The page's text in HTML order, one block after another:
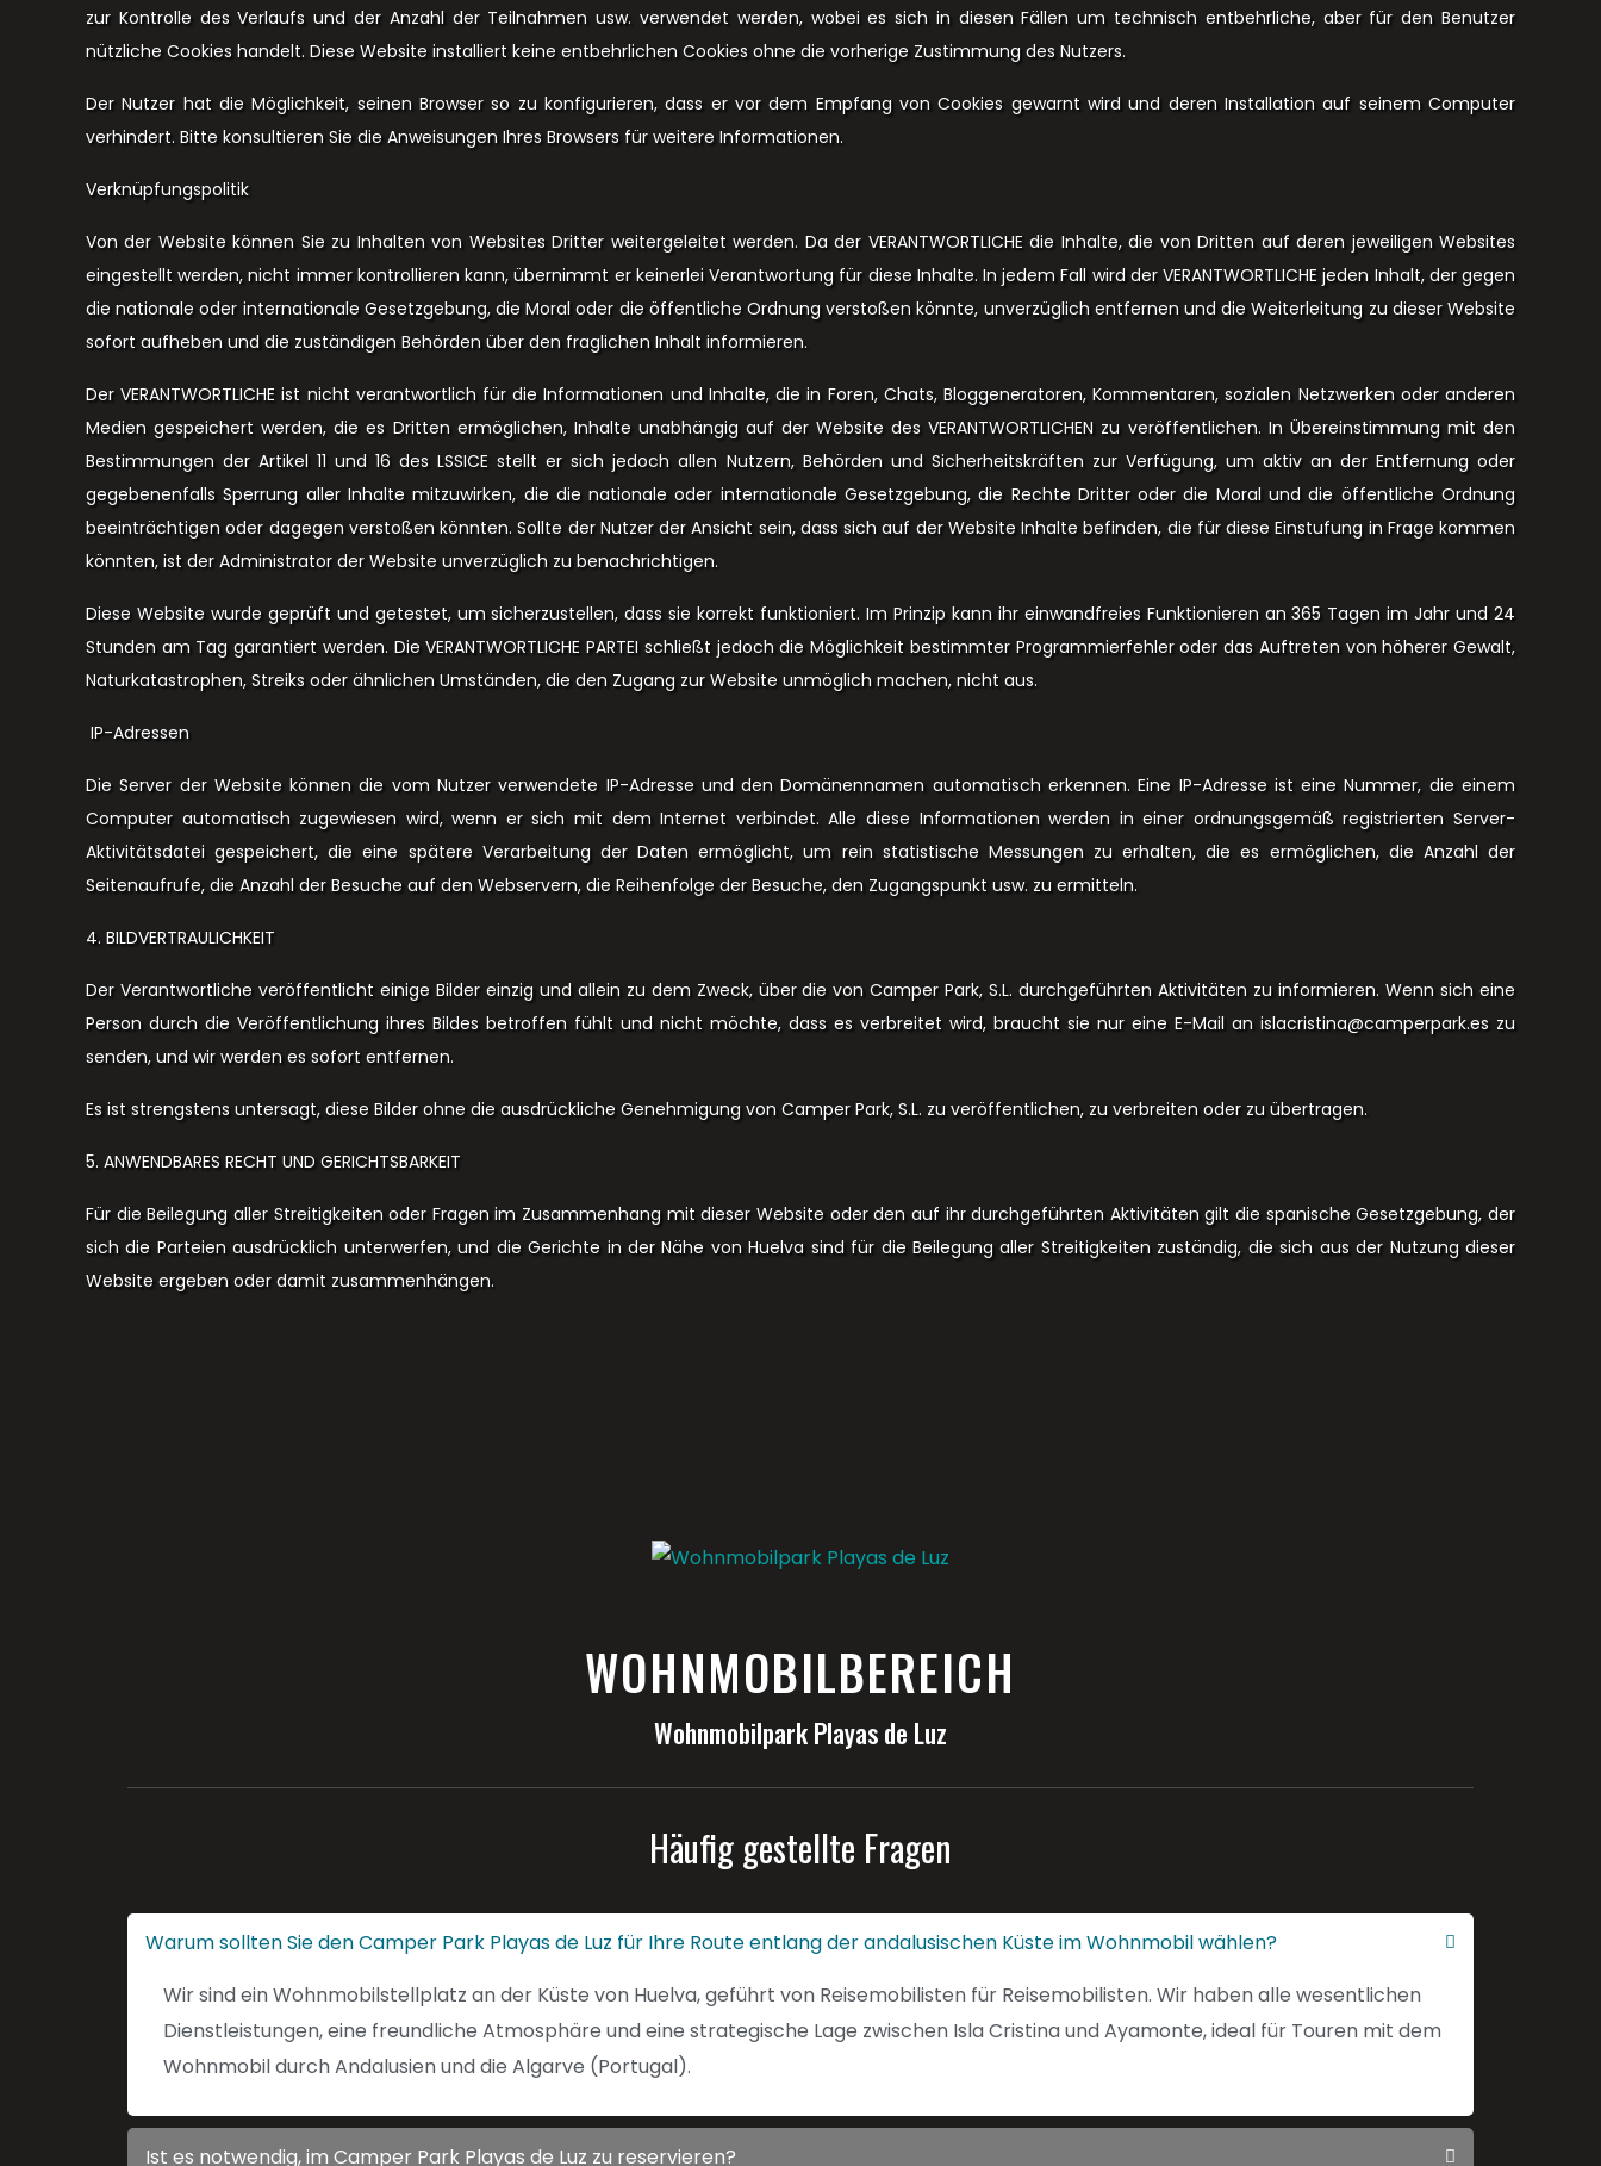
zur Kontrolle des Verlaufs und der Anzahl der Teilnahmen usw. verwendet werden, wobei es sich in diesen Fällen um technisch entbehrliche, aber für den Benutzer
nützliche Cookies handelt. Diese Website installiert keine entbehrlichen Cookies ohne die vorherige Zustimmung des Nutzers.
Der Nutzer hat die Möglichkeit, seinen Browser so zu konfigurieren, dass er vor dem Empfang von Cookies gewarnt wird und deren Installation auf seinem Computer
verhindert. Bitte konsultieren Sie die Anweisungen Ihres Browsers für weitere Informationen.
Verknüpfungspolitik
Von der Website können Sie zu Inhalten von Websites Dritter weitergeleitet werden. Da der VERANTWORTLICHE die Inhalte, die von Dritten auf deren jeweiligen Websites
eingestellt werden, nicht immer kontrollieren kann, übernimmt er keinerlei Verantwortung für diese Inhalte. In jedem Fall wird der VERANTWORTLICHE jeden Inhalt, der gegen
die nationale oder internationale Gesetzgebung, die Moral oder die öffentliche Ordnung verstoßen könnte, unverzüglich entfernen und die Weiterleitung zu dieser Website
sofort aufheben und die zuständigen Behörden über den fraglichen Inhalt informieren.
Der VERANTWORTLICHE ist nicht verantwortlich für die Informationen und Inhalte, die in Foren, Chats, Bloggeneratoren, Kommentaren, sozialen Netzwerken oder anderen
Medien gespeichert werden, die es Dritten ermöglichen, Inhalte unabhängig auf der Website des VERANTWORTLICHEN zu veröffentlichen. In Übereinstimmung mit den
Bestimmungen der Artikel 11 und 16 des LSSICE stellt er sich jedoch allen Nutzern, Behörden und Sicherheitskräften zur Verfügung, um aktiv an der Entfernung oder
gegebenenfalls Sperrung aller Inhalte mitzuwirken, die die nationale oder internationale Gesetzgebung, die Rechte Dritter oder die Moral und die öffentliche Ordnung
beeinträchtigen oder dagegen verstoßen könnten. Sollte der Nutzer der Ansicht sein, dass sich auf der Website Inhalte befinden, die für diese Einstufung in Frage kommen
könnten, ist der Administrator der Website unverzüglich zu benachrichtigen.
Diese Website wurde geprüft und getestet, um sicherzustellen, dass sie korrekt funktioniert. Im Prinzip kann ihr einwandfreies Funktionieren an 365 Tagen im Jahr und 24
Stunden am Tag garantiert werden. Die VERANTWORTLICHE PARTEI schließt jedoch die Möglichkeit bestimmter Programmierfehler oder das Auftreten von höherer Gewalt,
Naturkatastrophen, Streiks oder ähnlichen Umständen, die den Zugang zur Website unmöglich machen, nicht aus.
IP-Adressen
Die Server der Website können die vom Nutzer verwendete IP-Adresse und den Domänennamen automatisch erkennen. Eine IP-Adresse ist eine Nummer, die einem
Computer automatisch zugewiesen wird, wenn er sich mit dem Internet verbindet. Alle diese Informationen werden in einer ordnungsgemäß registrierten Server-
Aktivitätsdatei gespeichert, die eine spätere Verarbeitung der Daten ermöglicht, um rein statistische Messungen zu erhalten, die es ermöglichen, die Anzahl der
Seitenaufrufe, die Anzahl der Besuche auf den Webservern, die Reihenfolge der Besuche, den Zugangspunkt usw. zu ermitteln.
4. BILDVERTRAULICHKEIT
Der Verantwortliche veröffentlicht einige Bilder einzig und allein zu dem Zweck, über die von Camper Park, S.L. durchgeführten Aktivitäten zu informieren. Wenn sich eine
Person durch die Veröffentlichung ihres Bildes betroffen fühlt und nicht möchte, dass es verbreitet wird, braucht sie nur eine E-Mail an islacristina@camperpark.es zu
senden, und wir werden es sofort entfernen.
Es ist strengstens untersagt, diese Bilder ohne die ausdrückliche Genehmigung von Camper Park, S.L. zu veröffentlichen, zu verbreiten oder zu übertragen.
5. ANWENDBARES RECHT UND GERICHTSBARKEIT
Für die Beilegung aller Streitigkeiten oder Fragen im Zusammenhang mit dieser Website oder den auf ihr durchgeführten Aktivitäten gilt die spanische Gesetzgebung, der
sich die Parteien ausdrücklich unterwerfen, und die Gerichte in der Nähe von Huelva sind für die Beilegung aller Streitigkeiten zuständig, die sich aus der Nutzung dieser
Website ergeben oder damit zusammenhängen.
WOHNMOBILBEREICH
Wohnmobilpark Playas de Luz
Häufig gestellte Fragen
Warum sollten Sie den Camper Park Playas de Luz für Ihre Route entlang der andalusischen Küste im Wohnmobil wählen?
Wir sind ein Wohnmobilstellplatz an der Küste von Huelva, geführt von Reisemobilisten für Reisemobilisten. Wir haben alle wesentlichen
Dienstleistungen, eine freundliche Atmosphäre und eine strategische Lage zwischen Isla Cristina und Ayamonte, ideal für Touren mit dem
Wohnmobil durch Andalusien und die Algarve (Portugal).
Ist es notwendig, im Camper Park Playas de Luz zu reservieren?